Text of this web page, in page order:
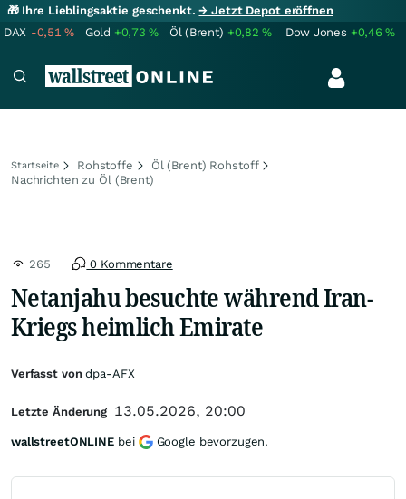
🎁 Ihre Lieblingsaktie geschenkt.→ Jetzt Depot eröffnen
DAX -0,51% Gold +0,73% Öl (Brent) +0,82% Dow Jones +0,46%
Startseite Rohstoffe
Öl (Brent) Rohstoff
Nachrichten zu Öl (Brent)
265 0 Kommentare
Netanjahu besuchte während Iran-
Kriegs heimlich Emirate
Verfasst vondpa-AFX
Letzte Änderung 13.05.2026, 20:00
wallstreetONLINE bei Google bevorzugen.